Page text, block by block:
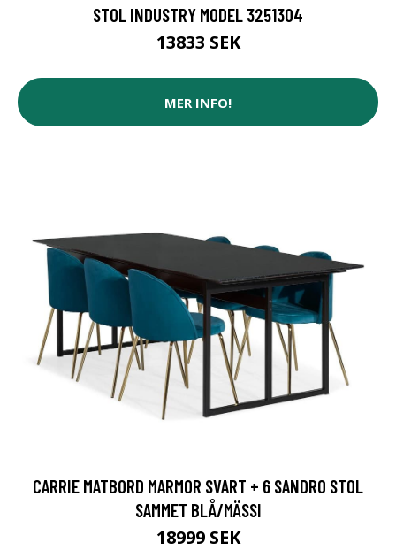
STOL INDUSTRY MODEL 3251304
13833 SEK
MER INFO!
CARRIE MATBORD MARMOR SVART + 6 SANDRO STOL
SAMMET BLÅ/MÄSSI
18999 SEK